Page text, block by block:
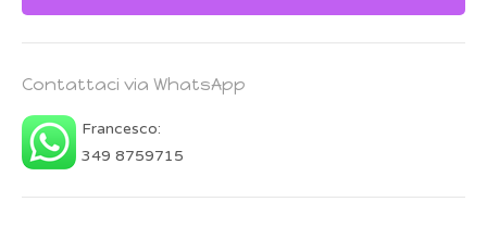
Contattaci via WhatsApp
Francesco:
349 8759715